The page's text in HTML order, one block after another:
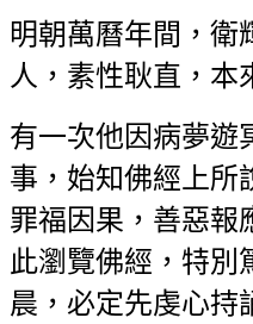
明朝萬曆年間，衛
人，素性耿直，本
有一次他因病夢遊
事，始知佛經上所
罪福因果，善惡報
此瀏覽佛經，特別
晨，必定先虔心持